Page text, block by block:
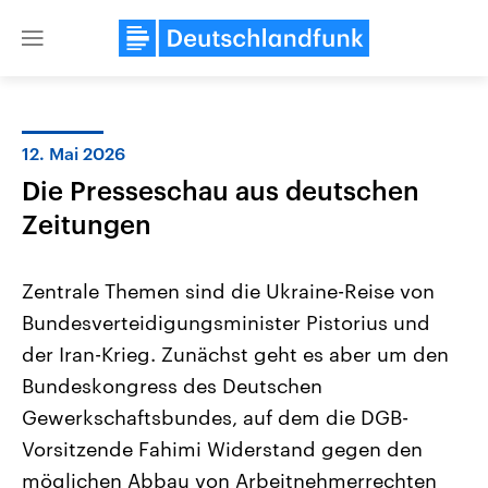
Close
Landtagswahl Sachsen-Anhalt
2026
Alle Informationen
September 2026 einen neuen
Bundesland von einer Koalition aus
USA
Aktuelle Beiträge,
Hintergründe
gehören die Vereinigten
mit großem Einfluss auf
12. Mai 2026
Die Presseschau aus deutschen
Zeitungen
Zentrale Themen sind die Ukraine-Reise von
Bundesverteidigungsminister Pistorius und
der Iran-Krieg. Zunächst geht es aber um den
Bundeskongress des Deutschen
Gewerkschaftsbundes, auf dem die DGB-
Vorsitzende Fahimi Widerstand gegen den
möglichen Abbau von Arbeitnehmerrechten